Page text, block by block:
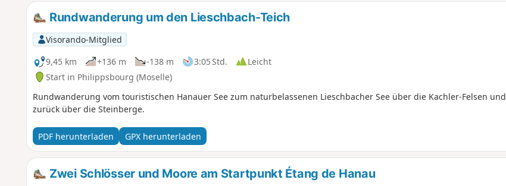
Rundwanderung um den Lieschbach-Teich
Visorando-Mitglied
9,45 km
+136 m -138 m 3:05 Std.
Leicht
Start in Philippsbourg (Moselle)
Rundwanderung vom touristischen Hanauer See zum naturbelassenen Lieschbacher See über die Kachler-Felsen und
zurück über die Steinberge.
PDF herunterladen GPX herunterladen
Zwei Schlösser und Moore am Startpunkt Étang de Hanau